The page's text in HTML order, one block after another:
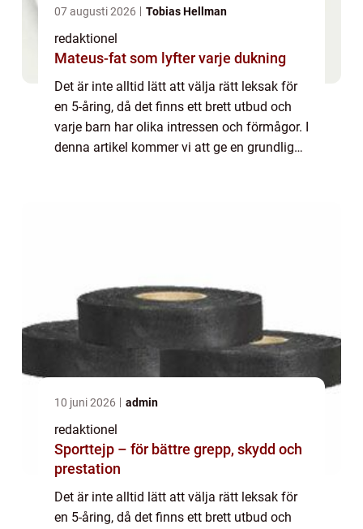
07 augusti 2026 Tobias Hellman
redaktionel
Mateus-fat som lyfter varje dukning
Det är inte alltid lätt att välja rätt leksak för
en 5-åring, då det finns ett brett utbud och
varje barn har olika intressen och förmågor. I
denna artikel kommer vi att ge en grundlig
10 juni 2026 admin
redaktionel
Sporttejp – för bättre grepp, skydd och
prestation
Det är inte alltid lätt att välja rätt leksak för
en 5-åring, då det finns ett brett utbud och